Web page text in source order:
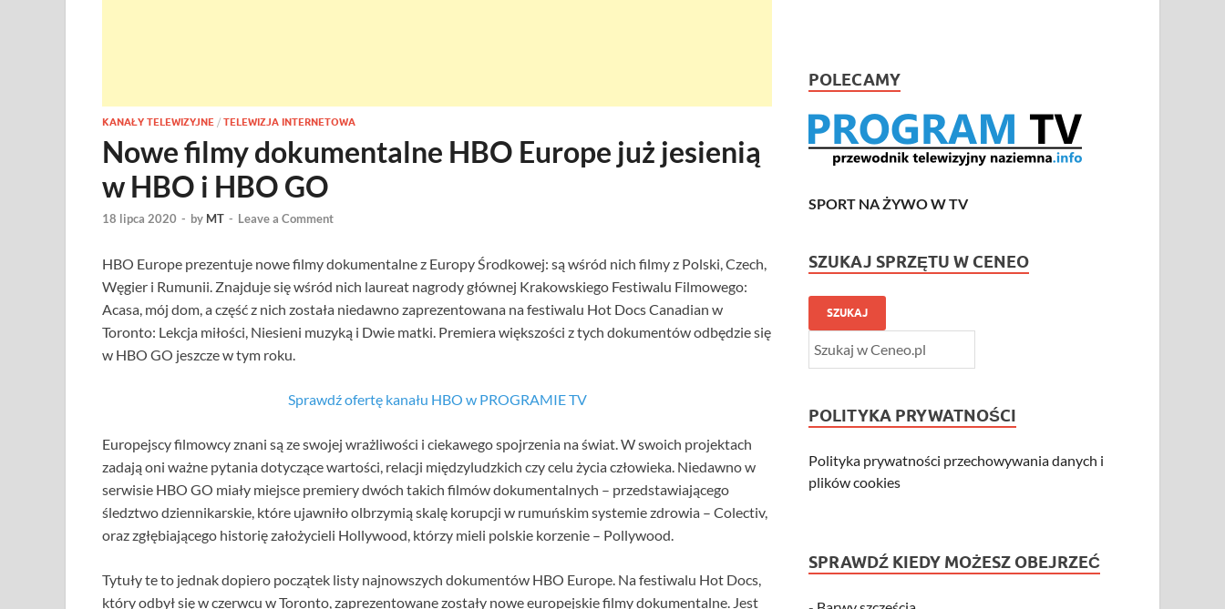
KANAŁY TELEWIZYJNE / TELEWIZJA INTERNETOWA
Nowe filmy dokumentalne HBO Europe już jesienią
w HBO i HBO GO
18 lipca 2020 - by MT - Leave a Comment
HBO Europe prezentuje nowe filmy dokumentalne z Europy Środkowej: są wśród nich filmy z Polski, Czech,
Węgier i Rumunii. Znajduje się wśród nich laureat nagrody głównej Krakowskiego Festiwalu Filmowego:
Acasa, mój dom, a część z nich została niedawno zaprezentowana na festiwalu Hot Docs Canadian w
Toronto: Lekcja miłości, Niesieni muzyką i Dwie matki. Premiera większości z tych dokumentów odbędzie się
w HBO GO jeszcze w tym roku.
Sprawdź ofertę kanału HBO w PROGRAMIE TV
Europejscy filmowcy znani są ze swojej wrażliwości i ciekawego spojrzenia na świat. W swoich projektach
zadają oni ważne pytania dotyczące wartości, relacji międzyludzkich czy celu życia człowieka. Niedawno w
serwisie HBO GO miały miejsce premiery dwóch takich filmów dokumentalnych – przedstawiającego
śledztwo dziennikarskie, które ujawniło olbrzymią skalę korupcji w rumuńskim systemie zdrowia – Colectiv,
oraz zgłębiającego historię założycieli Hollywood, którzy mieli polskie korzenie – Pollywood.
Tytuły te to jednak dopiero początek listy najnowszych dokumentów HBO Europe. Na festiwalu Hot Docs,
który odbył się w czerwcu w Toronto, zaprezentowane zostały nowe europejskie filmy dokumentalne. Jest
POLECAMY
SPORT NA ŻYWO W TV
SZUKAJ SPRZĘTU W CENEO
SZUKAJ
POLITYKA PRYWATNOŚCI
Polityka prywatności przechowywania danych i
plików cookies
SPRAWDŹ KIEDY MOŻESZ OBEJRZEĆ